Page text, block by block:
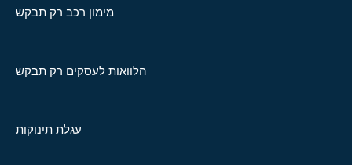
מימון רכב רק תבקש
הלוואות לעסקים רק תבקש
עגלת תינוקות